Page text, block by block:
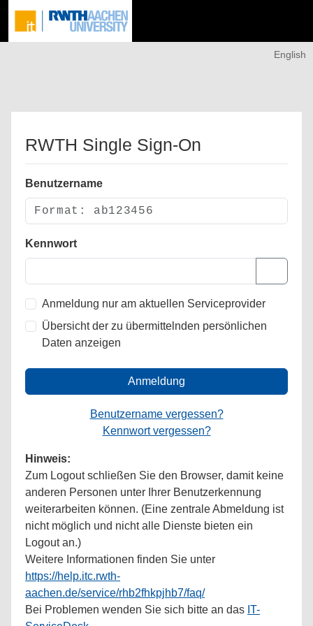
English
RWTH Single Sign-On
Benutzername
Kennwort
Anmeldung nur am aktuellen Serviceprovider
Übersicht der zu übermittelnden persönlichen
Daten anzeigen
Anmeldung
Benutzername vergessen?
Kennwort vergessen?
Hinweis:
Zum Logout schließen Sie den Browser, damit keine
anderen Personen unter Ihrer Benutzerkennung
weiterarbeiten können. (Eine zentrale Abmeldung ist
nicht möglich und nicht alle Dienste bieten ein
Logout an.)
Weitere Informationen finden Sie unter
https://help.itc.rwth-
aachen.de/service/rhb2fhkpjhb7/faq/
Bei Problemen wenden Sie sich bitte an das IT-